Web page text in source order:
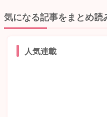
気になる記事をまとめ読
人気連載